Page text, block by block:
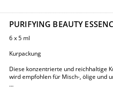
PURIFYING BEAUTY
6 x 5 ml
Kurpackung
Diese konzentrierte und reichhaltige
wird empfohlen für Misch-, ölige und
...